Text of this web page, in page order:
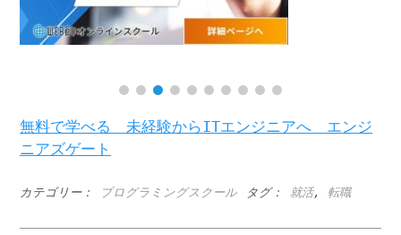
無料で学べる 未経験からITエンジニアへ エンジ
ニアズゲート
カテゴリー： プログラミングスクール タグ： 就活, 転職